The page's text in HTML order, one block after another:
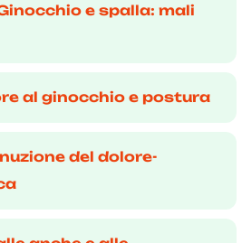
e spalla: mali
al ginocchio e postura
del dolore-